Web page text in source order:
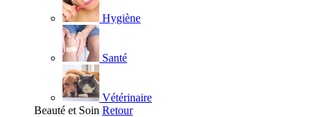
Hygiène
Santé
Vétérinaire
Beauté et Soin Retour